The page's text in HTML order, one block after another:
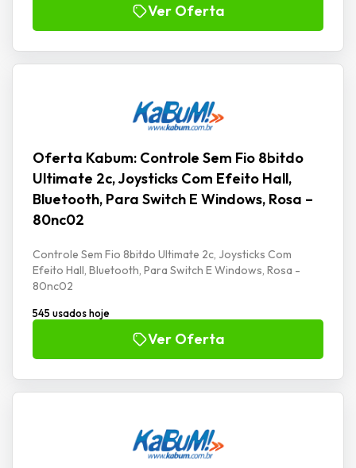
Ver Oferta
Oferta Kabum: Controle Sem Fio 8bitdo
Ultimate 2c, Joysticks Com Efeito Hall,
Bluetooth, Para Switch E Windows, Rosa –
80nc02
Controle Sem Fio 8bitdo Ultimate 2c, Joysticks Com
Efeito Hall, Bluetooth, Para Switch E Windows, Rosa -
80nc02
545 usados hoje
Ver Oferta